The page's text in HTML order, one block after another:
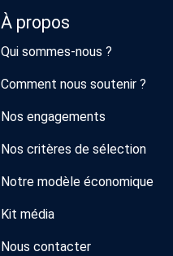
À propos
Qui sommes-nous ?
Comment nous soutenir ?
Nos engagements
Nos critères de sélection
Notre modèle économique
Kit média
Nous contacter